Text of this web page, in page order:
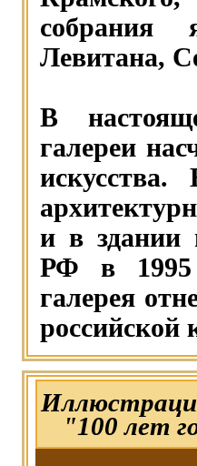
собрания
Левитана,
В
галереи
и в здании
РФ в 1995
галерея
российской
"100 лет